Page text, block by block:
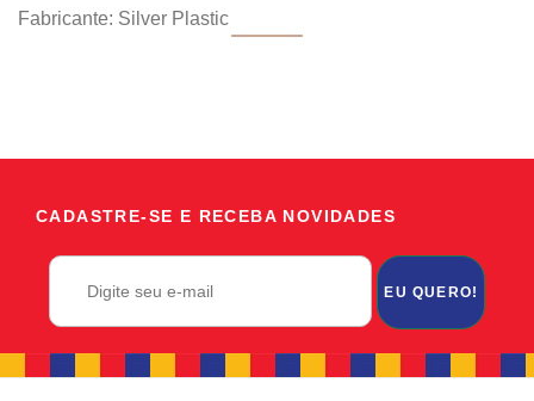
Fabricante: Silver Plastic
CADASTRE-SE E RECEBA NOVIDADES
EU QUERO!